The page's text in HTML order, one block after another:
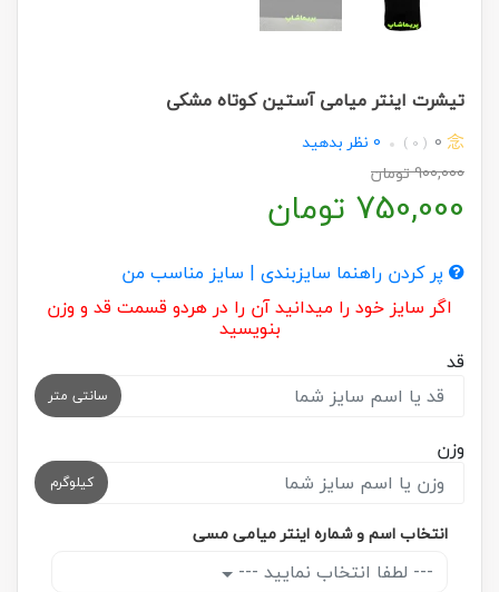
تیشرت اینتر میامی آستین کوتاه مشکی
0
( 0 )
0 نظر بدهید
900,000تومان
750,000 تومان
پر کردن راهنما سایزبندی | سایز مناسب من
اگر سایز خود را میدانید آن را در هردو قسمت قد و وزن
بنویسید
قد
سانتی متر
وزن
کیلوگرم
انتخاب اسم و شماره اینتر میامی مسی
--- لطفا انتخاب نمایید ---